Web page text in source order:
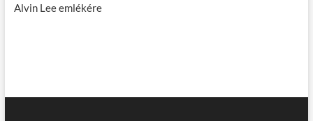
Alvin Lee emlékére